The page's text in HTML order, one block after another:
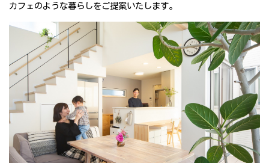
カフェのような暮らしをご提案いたします。